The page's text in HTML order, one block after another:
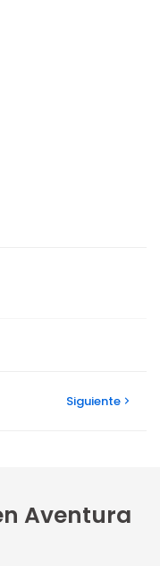
Siguiente
Aventura